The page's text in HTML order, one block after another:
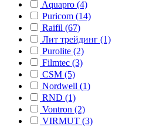
Aquapro (4)
Puricom (14)
Raifil (67)
Лит трейдинг (1)
Purolite (2)
Filmtec (3)
CSM (5)
Nordwell (1)
RND (1)
Vontron (2)
VIRMUT (3)